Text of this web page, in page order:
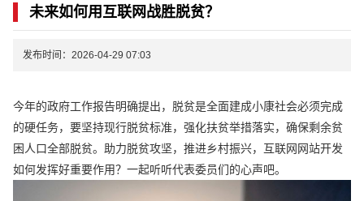
未来如何用互联网战胜脱贫？
发布时间：2026-04-29 07:03
今年的政府工作报告明确提出，脱贫是全面建成小康社会必须完成
的硬任务，要坚持现行脱贫标准，强化扶贫举措落实，确保剩余贫
困人口全部脱贫。助力脱贫攻坚，推进乡村振兴，互联网网站开发
如何发挥好重要作用？一起听听代表委员们的心声吧。